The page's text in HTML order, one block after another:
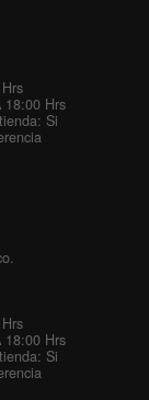
18:00 Hrs
Si
18:00 Hrs
Si